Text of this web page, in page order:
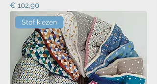
Prijs
€ 102,90
Stof kiezen